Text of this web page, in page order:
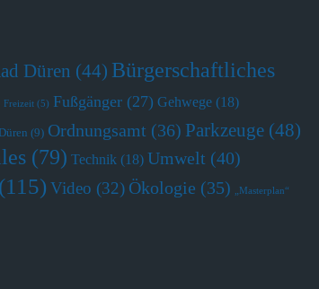
Düren (44) Bürgerschaftliches
Freizeit (5) Fußgänger (27) Gehwege (18)
(9) Ordnungsamt (36) Parkzeuge (48)
(79) Technik (18) Umwelt (40)
(115) Video (32) Ökologie (35)
„Masterplan“